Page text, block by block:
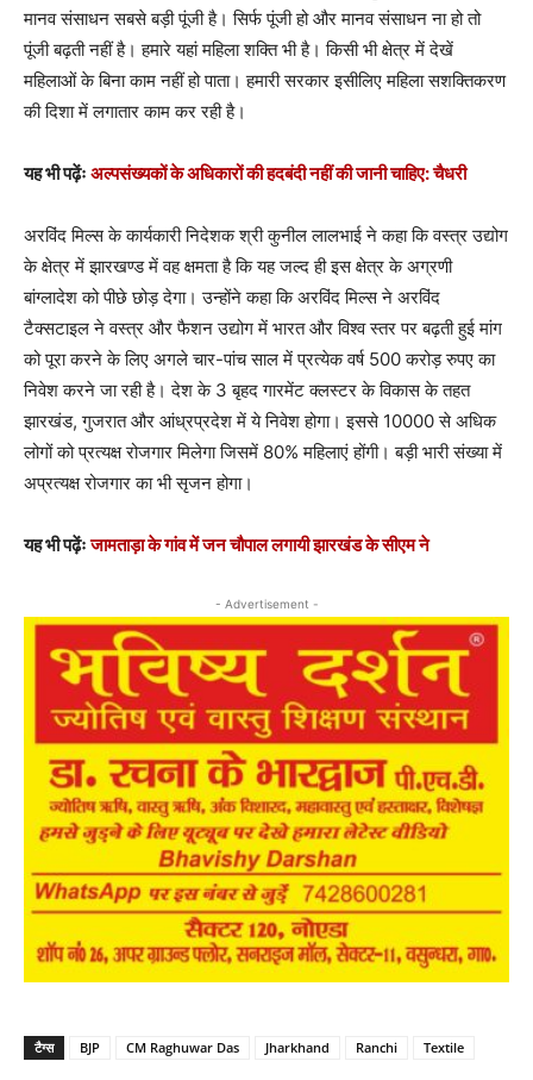
मानव संसाधन सबसे बड़ी पूंजी है। सिर्फ पूंजी हो और मानव संसाधन ना हो तो
पूंजी बढ़ती नहीं है। हमारे यहां महिला शक्ति भी है। किसी भी क्षेत्र में देखें
महिलाओं के बिना काम नहीं हो पाता। हमारी सरकार इसीलिए महिला सशक्तिकरण
की दिशा में लगातार काम कर रही है।
यह भी पढ़ेंः अल्पसंख्यकों के अधिकारों की हदबंदी नहीं की जानी चाहिए: चैधरी
अरविंद मिल्स के कार्यकारी निदेशक श्री कुनील लालभाई ने कहा कि वस्त्र उद्योग
के क्षेत्र में झारखण्ड में वह क्षमता है कि यह जल्द ही इस क्षेत्र के अग्रणी
बांग्लादेश को पीछे छोड़ देगा। उन्होंने कहा कि अरविंद मिल्स ने अरविंद
टैक्सटाइल ने वस्त्र और फैशन उद्योग में भारत और विश्व स्तर पर बढ़ती हुई मांग
को पूरा करने के लिए अगले चार-पांच साल में प्रत्येक वर्ष 500 करोड़ रुपए का
निवेश करने जा रही है। देश के 3 बृहद गारमेंट क्लस्टर के विकास के तहत
झारखंड, गुजरात और आंध्रप्रदेश में ये निवेश होगा। इससे 10000 से अधिक
लोगों को प्रत्यक्ष रोजगार मिलेगा जिसमें 80% महिलाएं होंगी। बड़ी भारी संख्या में
अप्रत्यक्ष रोजगार का भी सृजन होगा।
यह भी पढ़ेंःजामताड़ा के गांव में जन चौपाल लगायी झारखंड के सीएम ने
- Advertisement -
टैग्स BJP CM Raghuwar Das Jharkhand Ranchi Textile